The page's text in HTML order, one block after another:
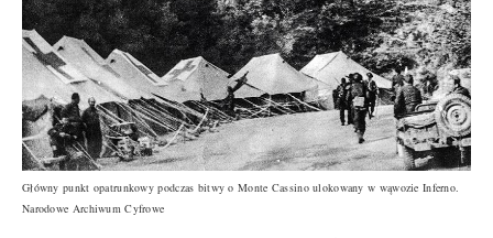
Główny punkt opatrunkowy podczas bitwy o Monte Cassino ulokowany w wąwozie Inferno.
Narodowe Archiwum Cyfrowe